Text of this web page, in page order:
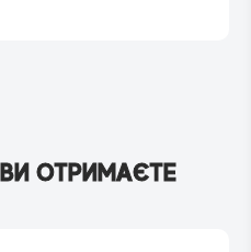
ОТРИМАЄТЕ